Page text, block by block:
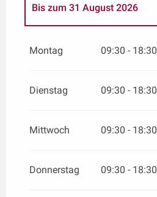
Bis zum 31 August 2026
November 2026
Montag 09:30 - 18:30
Dienstag 09:30 - 18:30
Mittwoch 09:30 - 18:30
Donnerstag 09:30 - 18:30